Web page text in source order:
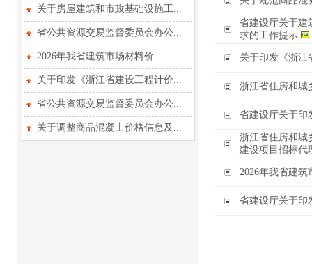
关于房屋建筑和市政基础设施工...
省公共资源交易监督委员会办公...
2026年我省建筑市场材料价...
关于印发《浙江省建设工程计价...
省公共资源交易监督委员会办公...
关于调整商品混凝土价格信息及...
省建设厅关于建
求的工作提示
关于印发《浙江
浙江省住房和城
省建设厅关于印
浙江省住房和城
建设项目招标代
2026年我省建
省建设厅关于印